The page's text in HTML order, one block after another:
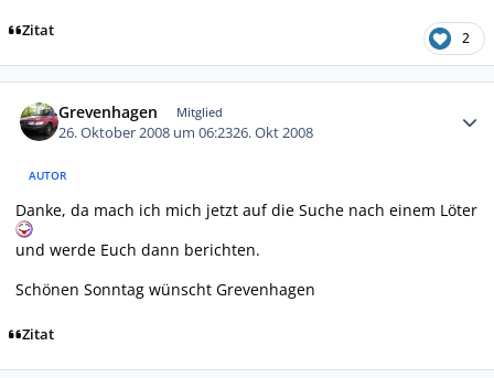
Zitat 2
Grevenhagen Mitglied
26. Oktober 2008 um 06:2326. Okt 2008
AUTOR
Danke, da mach ich mich jetzt auf die Suche nach einem Löter
und werde Euch dann berichten.
Schönen Sonntag wünscht Grevenhagen
Zitat